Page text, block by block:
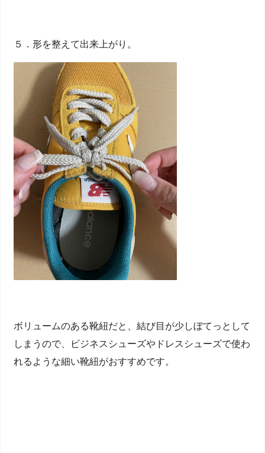
５．形を整えて出来上がり。
ボリュームのある靴紐だと、結び目が少しぼてっとして
しまうので、ビジネスシューズやドレスシューズで使わ
れるような細い靴紐がおすすめです。